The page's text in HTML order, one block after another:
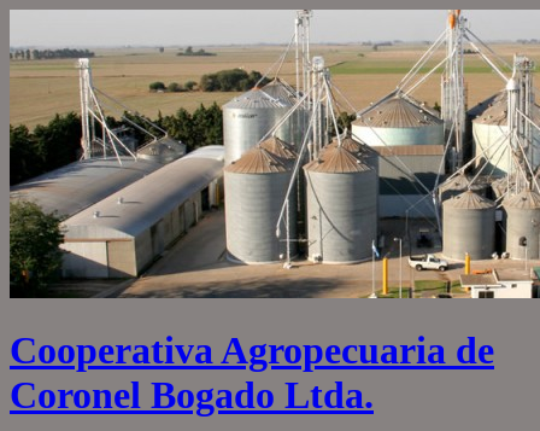
Cooperativa Agropecuaria de
Coronel Bogado Ltda.